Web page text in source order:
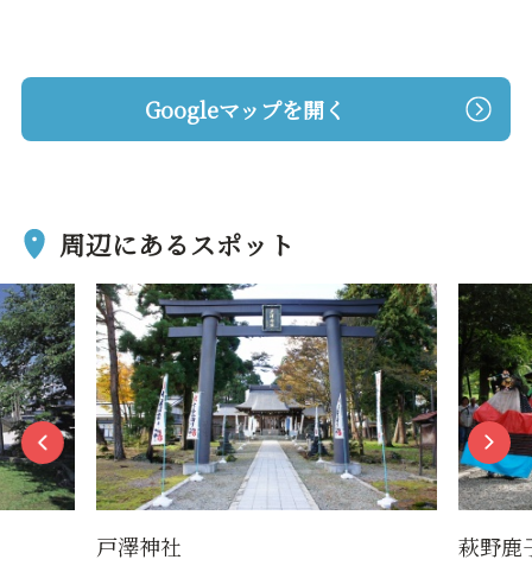
Googleマップを開く
周辺にあるスポット
戸澤神社 萩野鹿